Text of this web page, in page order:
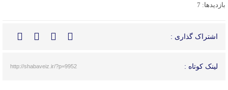
بازدیدها: 7
اشتراک گذاری :
لینک کوتاه : http://shabaveiz.ir/?p=9952